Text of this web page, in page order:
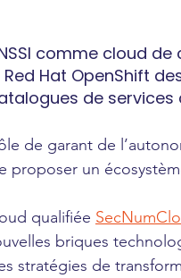
comme cloud
Hat OpenShift
de
de garant de
proposer un
qualifiée
briques
stratégies de